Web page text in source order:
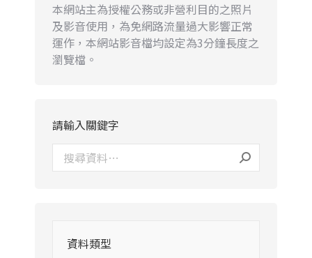
本網站主為授權公務或非營利目的之照片
及影音使用，為免網路流量過大影響正常
運作，本網站影音檔均設定為3分鐘長度之
瀏覽檔。
請輸入關鍵字
資料類型